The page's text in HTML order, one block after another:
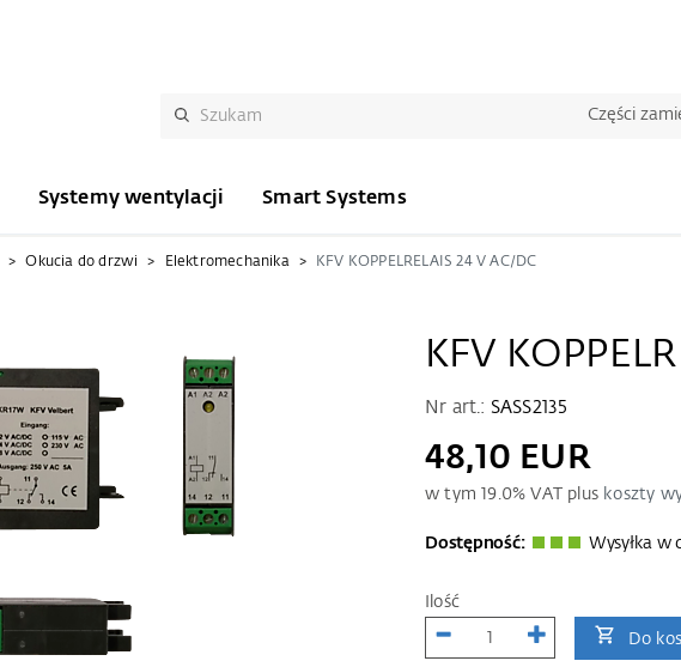
Części
Systemy wentylacji Smart Systems
Okucia do drzwi Elektromechanika KFV KOPPELRELAIS 24 V AC/DC
KFV
Nr art.: SASS2135
48,10 EUR
w tym 19.0% VAT plus koszty
Dostępność: Wysyłka w
Ilość
Do